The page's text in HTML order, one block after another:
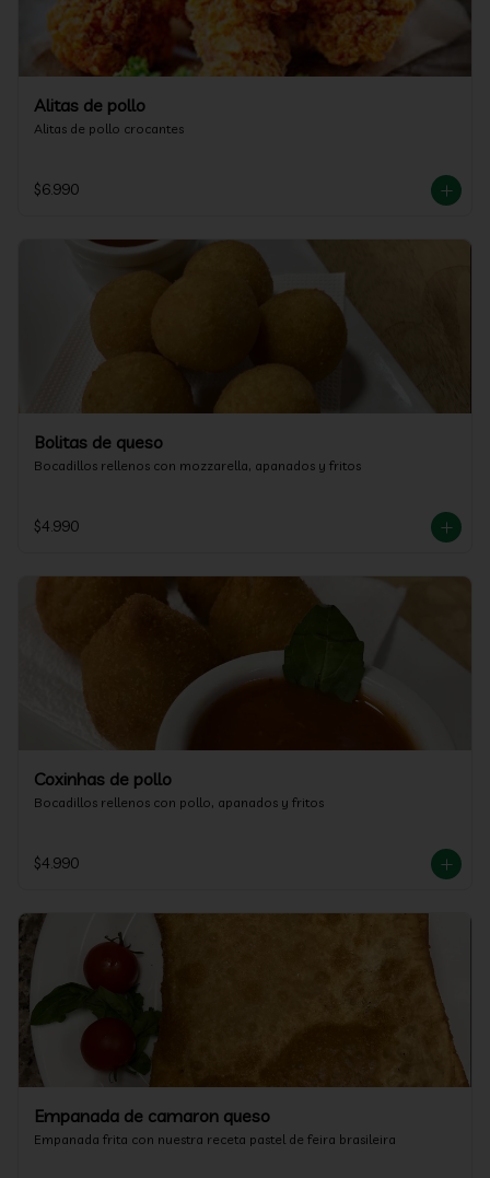
Alitas de pollo
Alitas de pollo crocantes
$6.990
Bolitas de queso
Bocadillos rellenos con mozzarella, apanados y fritos
$4.990
Coxinhas de pollo
Bocadillos rellenos con pollo, apanados y fritos
$4.990
Empanada de camaron queso
Empanada frita con nuestra receta pastel de feira brasileira